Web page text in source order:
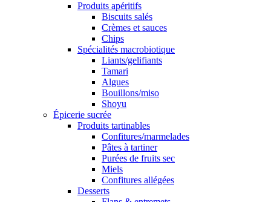
Produits apéritifs
Biscuits salés
Crèmes et sauces
Chips
Spécialités macrobiotique
Liants/gelifiants
Tamari
Algues
Bouillons/miso
Shoyu
Épicerie sucrée
Produits tartinables
Confitures/marmelades
Pâtes à tartiner
Purées de fruits sec
Miels
Confitures allégées
Desserts